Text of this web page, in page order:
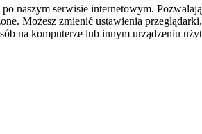
naszym serwisie internetowym.
Możesz zmienić ustawienia
na komputerze lub innym urządzeniu